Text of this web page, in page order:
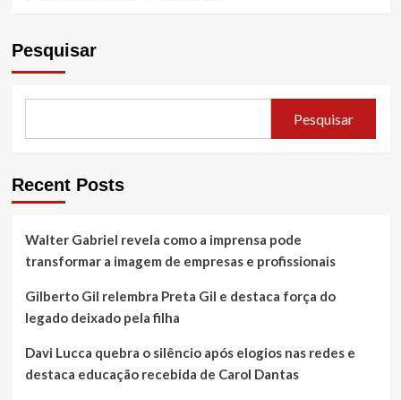
Pesquisar
Pesquisar
Recent Posts
Walter Gabriel revela como a imprensa pode
transformar a imagem de empresas e profissionais
Gilberto Gil relembra Preta Gil e destaca força do
legado deixado pela filha
Davi Lucca quebra o silêncio após elogios nas redes e
destaca educação recebida de Carol Dantas